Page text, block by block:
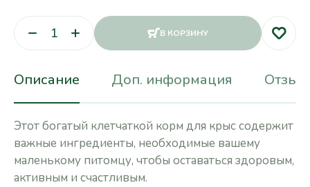
В КОРЗИНУ
Описание Доп. информация
Этот богатый клетчаткой корм для крыс содержит
важные ингредиенты, необходимые вашему
маленькому питомцу, чтобы оставаться здоровым,
активным и счастливым.